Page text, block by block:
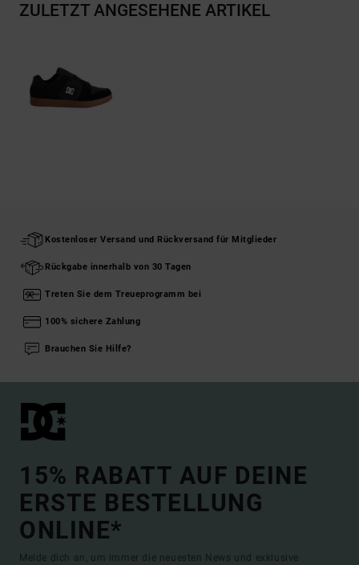
ZULETZT ANGESEHENE ARTIKEL
Kostenloser Versand und Rückversand für Mitglieder
Rückgabe innerhalb von 30 Tagen
Treten Sie dem Treueprogramm bei
100% sichere Zahlung
Brauchen Sie Hilfe?
15% RABATT AUF DEINE
ERSTE BESTELLUNG
ONLINE*
Melde dich an, um immer die neuesten News und exklusive